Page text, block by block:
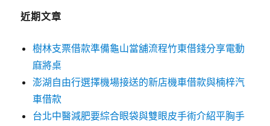
近期文章
樹林支票借款準備龜山當舖流程竹東借錢分享電動
麻將桌
澎湖自由行選擇機場接送的新店機車借款與楠梓汽
車借款
台北中醫減肥要綜合眼袋與雙眼皮手術介紹平胸手